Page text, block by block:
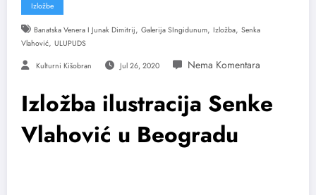
Izložbe
Banatska Venera I Junak Dimitrij, Galerija SIngidunum, Izložba, Senka
Vlahović, ULUPUDS
Kulturni Kišobran Jul 26, 2020
Izložba ilustracija Senke
Vlahović u Beogradu